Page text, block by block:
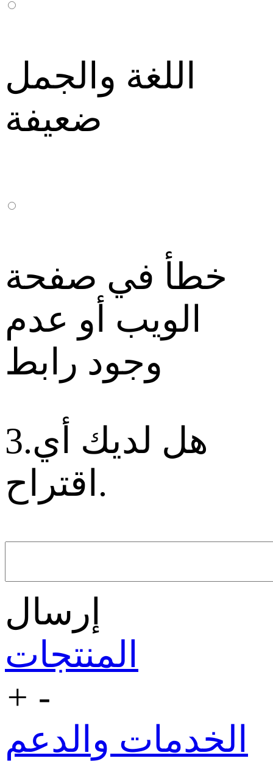
اللغة والجمل
ضعيفة
خطأ في صفحة
الويب أو عدم
وجود رابط
3.هل لديك أي
اقتراح.
إرسال
المنتجات
+ -
الخدمات والدعم